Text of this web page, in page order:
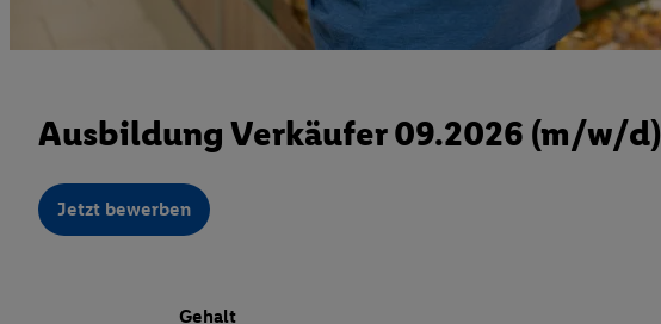
Ausbildung Verkäufer 09.2026 (m/w/d)
Jetzt bewerben
Gehalt